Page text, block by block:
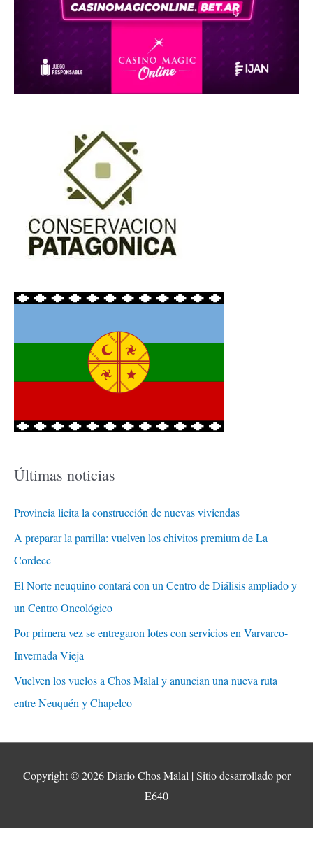
Últimas noticias
Provincia licita la construcción de nuevas viviendas
A preparar la parrilla: vuelven los chivitos premium de La
Cordecc
El Norte neuquino contará con un Centro de Diálisis ampliado y
un Centro Oncológico
Por primera vez se entregaron lotes con servicios en Varvarco-
Invernada Vieja
Vuelven los vuelos a Chos Malal y anuncian una nueva ruta
entre Neuquén y Chapelco
Copyright © 2026Diario Chos Malal| Sitio desarrollado por
E640